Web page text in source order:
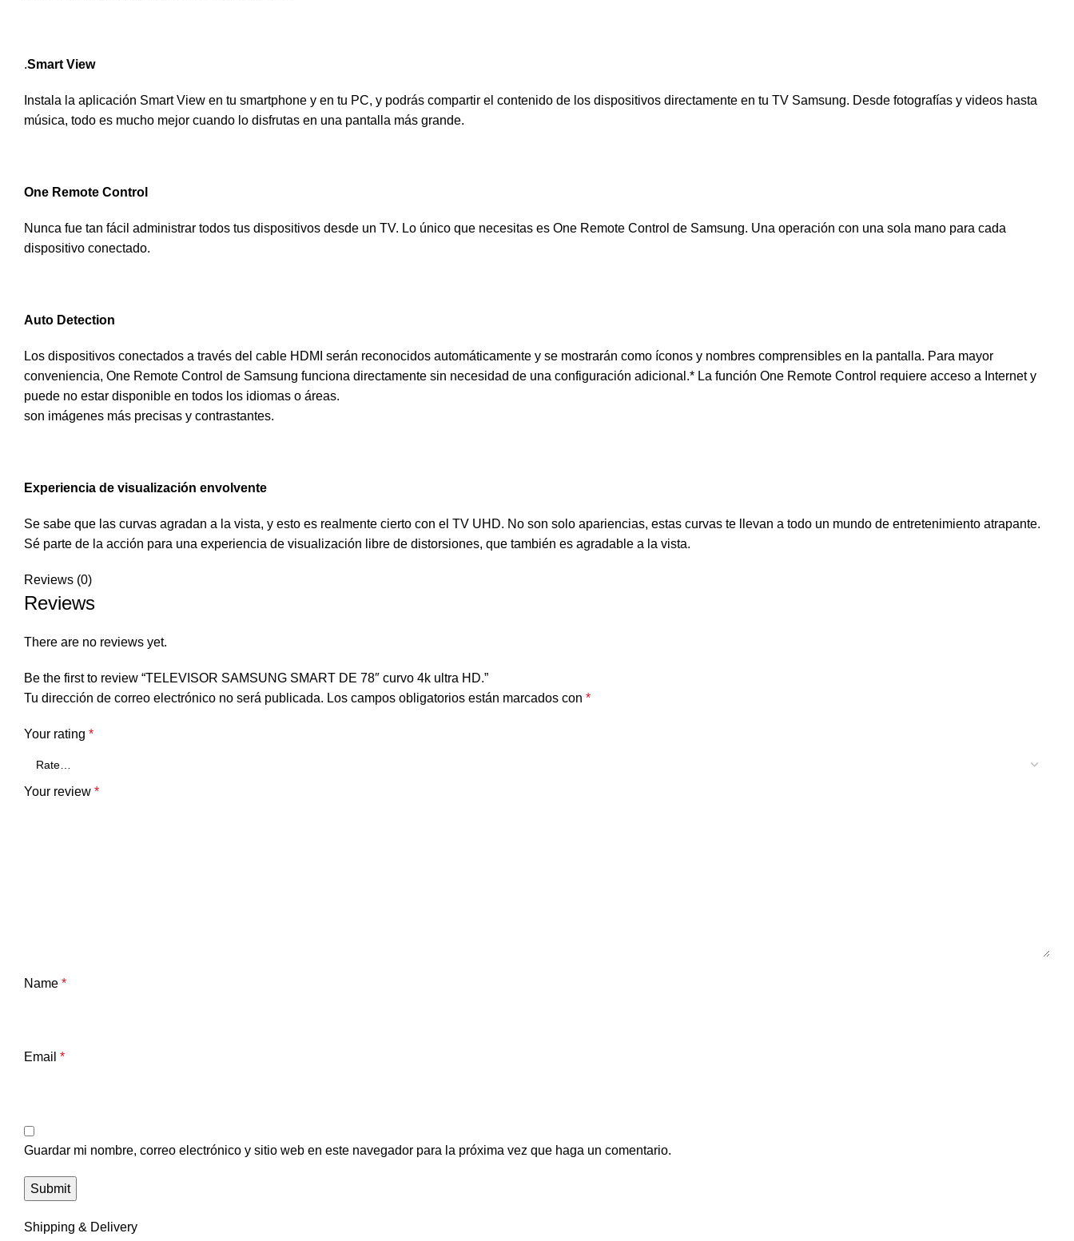
.Smart View
Instala la aplicación Smart View en tu smartphone y en tu PC, y podrás compartir el contenido de los dispositivos directamente en tu TV Samsung. Desde fotografías y videos hasta
música, todo es mucho mejor cuando lo disfrutas en una pantalla más grande.
One Remote Control
Nunca fue tan fácil administrar todos tus dispositivos desde un TV. Lo único que necesitas es One Remote Control de Samsung. Una operación con una sola mano para cada
dispositivo conectado.
Auto Detection
Los dispositivos conectados a través del cable HDMI serán reconocidos automáticamente y se mostrarán como íconos y nombres comprensibles en la pantalla. Para mayor
conveniencia, One Remote Control de Samsung funciona directamente sin necesidad de una configuración adicional.* La función One Remote Control requiere acceso a Internet y
puede no estar disponible en todos los idiomas o áreas.
son imágenes más precisas y contrastantes.
Experiencia de visualización envolvente
Se sabe que las curvas agradan a la vista, y esto es realmente cierto con el TV UHD. No son solo apariencias, estas curvas te llevan a todo un mundo de entretenimiento atrapante.
Sé parte de la acción para una experiencia de visualización libre de distorsiones, que también es agradable a la vista.
Reviews (0)
Reviews
There are no reviews yet.
Be the first to review “TELEVISOR SAMSUNG SMART DE 78″ curvo 4k ultra HD.”
Tu dirección de correo electrónico no será publicada. Los campos obligatorios están marcados con *
Your rating *
Your review *
Name *
Email *
Guardar mi nombre, correo electrónico y sitio web en este navegador para la próxima vez que haga un comentario.
Shipping & Delivery